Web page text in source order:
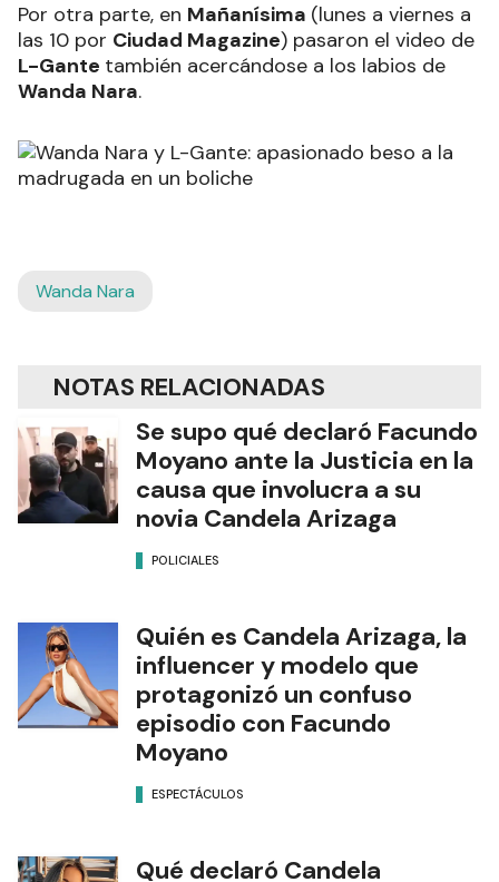
Por otra parte, en Mañanísima (lunes a viernes a
las 10 por Ciudad Magazine) pasaron el video de
L-Gante también acercándose a los labios de
Wanda Nara.
Wanda Nara
NOTAS RELACIONADAS
Se supo qué declaró Facundo
Moyano ante la Justicia en la
causa que involucra a su
novia Candela Arizaga
POLICIALES
Quién es Candela Arizaga, la
influencer y modelo que
protagonizó un confuso
episodio con Facundo
Moyano
ESPECTÁCULOS
Qué declaró Candela